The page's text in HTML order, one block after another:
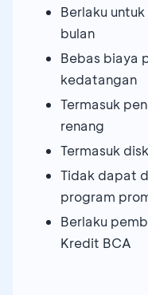
Berlaku untuk
bulan
Bebas biaya
kedatangan
Termasuk
renang
Termasuk
Tidak dapat
program
Berlaku
Kredit BCA